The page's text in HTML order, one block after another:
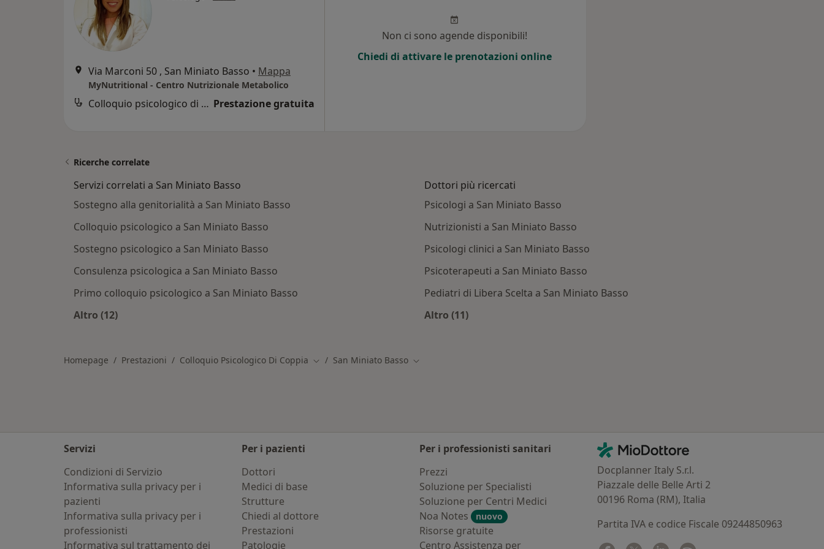
Via Marconi 50 , San Miniato Basso • Mappa
MyNutritional - Centro Nutrizionale Metabolico
Colloquio psicologico di coppia Prestazione gratuita
Non ci sono agende disponibili!
Chiedi di attivare le prenotazioni online
Ricerche correlate
Servizi correlati a San Miniato Basso
Sostegno alla genitorialità a San Miniato Basso
Colloquio psicologico a San Miniato Basso
Sostegno psicologico a San Miniato Basso
Consulenza psicologica a San Miniato Basso
Primo colloquio psicologico a San Miniato Basso
Altro (12)
Dottori più ricercati
Psicologi a San Miniato Basso
Nutrizionisti a San Miniato Basso
Psicologi clinici a San Miniato Basso
Psicoterapeuti a San Miniato Basso
Pediatri di Libera Scelta a San Miniato Basso
Altro (11)
Homepage Prestazioni Colloquio Psicologico Di Coppia Cambia città
San Miniato Basso Cambia città
Servizi
Condizioni di Servizio
Informativa sulla privacy per i
pazienti
Informativa sulla privacy per i
professionisti
Informativa sul trattamento dei
Per i pazienti
Dottori
Medici di base
Strutture
Chiedi al dottore
Prestazioni
Patologie
Per i professionisti sanitari
Prezzi
Soluzione per Specialisti
Soluzione per Centri Medici
Noa Notes
nuovo
Risorse gratuite
Centro Assistenza per
Contatti
MioDottore - Homepage
Docplanner Italy S.r.l.
Piazzale delle Belle Arti 2
00196 Roma (RM), Italia
Partita IVA e codice Fiscale 09244850963